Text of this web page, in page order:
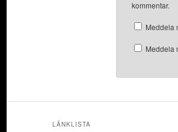
kommentar.
Meddela
Meddela
LÄNKLISTA